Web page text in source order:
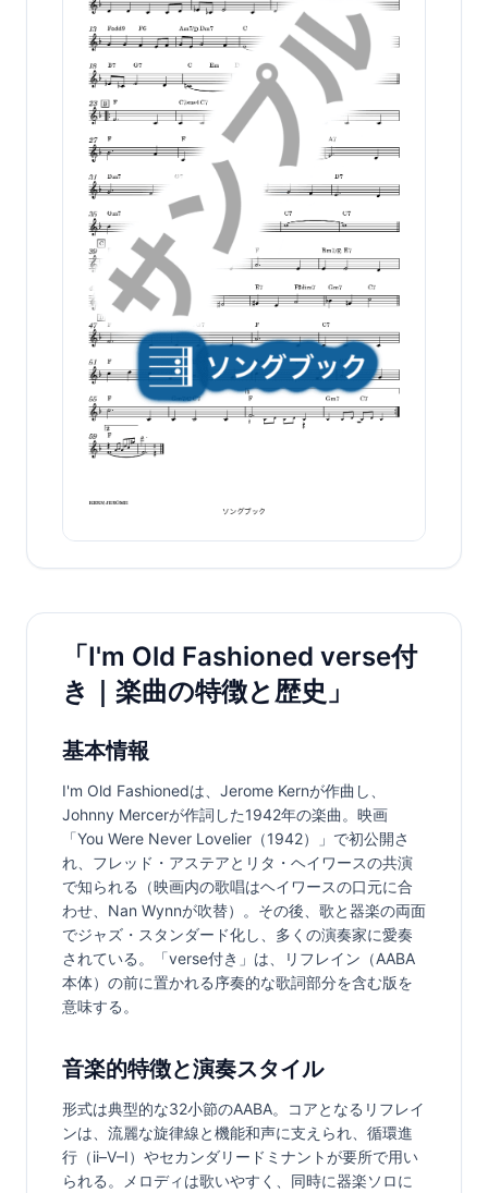
「I'm Old Fashioned verse付
き｜楽曲の特徴と歴史」
基本情報
I'm Old Fashionedは、Jerome Kernが作曲し、
Johnny Mercerが作詞した1942年の楽曲。映画
「You Were Never Lovelier（1942）」で初公開さ
れ、フレッド・アステアとリタ・ヘイワースの共演
で知られる（映画内の歌唱はヘイワースの口元に合
わせ、Nan Wynnが吹替）。その後、歌と器楽の両面
でジャズ・スタンダード化し、多くの演奏家に愛奏
されている。「verse付き」は、リフレイン（AABA
本体）の前に置かれる序奏的な歌詞部分を含む版を
意味する。
音楽的特徴と演奏スタイル
形式は典型的な32小節のAABA。コアとなるリフレイ
ンは、流麗な旋律線と機能和声に支えられ、循環進
行（ii–V–I）やセカンダリードミナントが要所で用い
られる。メロディは歌いやすく、同時に器楽ソロに